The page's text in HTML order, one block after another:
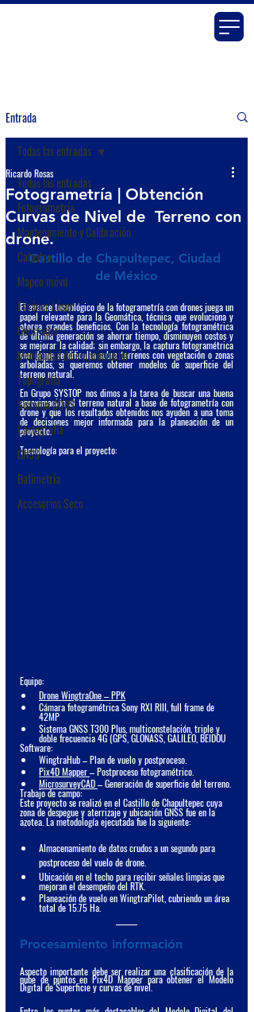
Entrada
Todas las entradas
Fotogrametría
Mantenimiento y Calibración
Catastro
Mapeo móvil
Escáner Láser
Georradar
Mentalidad de emprendedor
Topografía
Sistema CORS
Cartografía
GNSS
Batimetría
Accesorios Seco
Todas las entradas
Fotogrametría | Obtención
Curvas de Nivel de Terreno con
drone.
Ricardo Rosas
Castillo de Chapultepec, Ciudad
de México
El avance tecnológico de la fotogrametría con drones juega un
papel relevante para la Geomática, técnica que evoluciona y
otorga grandes beneficios. Con la tecnología fotogramétrica
de última generación se ahorrar tiempo, disminuyen costos y
se mejorar la calidad; sin embargo, la captura fotogramétrica
con drone se dificulta sobre terrenos con vegetación o zonas
arboladas, si queremos obtener modelos de superficie del
terreno natural.
En Grupo SYSTOP nos dimos a la tarea de buscar una buena
aproximación al terreno natural a base de fotogrametría con
drone y que los resultados obtenidos nos ayuden a una toma
de decisiones mejor informada para la planeación de un
proyecto.
Tecnología para el proyecto:
Equipo:
Drone WingtraOne – PPK
Cámara fotogramétrica Sony RXI RIII, full frame de
42MP
Sistema GNSS T300 Plus, multiconstelación, triple y
doble frecuencia 4G (GPS, GLONASS, GALILEO, BEIDOU
Software:
WingtraHub – Plan de vuelo y postproceso.
Pix4D Mapper – Postproceso fotogramétrico.
MicrosurveyCAD – Generación de superficie del terreno.
Trabajo de campo:
Este proyecto se realizó en el Castillo de Chapultepec cuya
zona de despegue y aterrizaje y ubicación GNSS fue en la
azotea. La metodología ejecutada fue la siguiente:
Almacenamiento de datos crudos a un segundo para
postproceso del vuelo de drone.
Ubicación en el techo para recibir señales limpias que
mejoran el desempeño del RTK.
Planeación de vuelo en WingtraPilot, cubriendo un área
total de 15.75 Ha.
Procesamiento información
Aspecto importante debe ser realizar una clasificación de la
nube de puntos en Pix4D Mapper para obtener el Modelo
Digital de Superficie y curvas de nivel.